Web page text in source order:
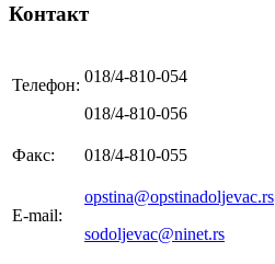
Контакт
Телефон: 018/4-810-054
018/4-810-056
Факс: 018/4-810-055
E-mail:
opstina@opstinadoljevac.rs
sodoljevac@ninet.rs